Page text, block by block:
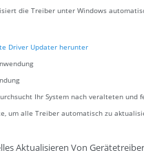
die Treiber unter Windows
Driver Updater herunter
Ihr System nach veralteten und
um alle Treiber automatisch zu
Aktualisieren Von